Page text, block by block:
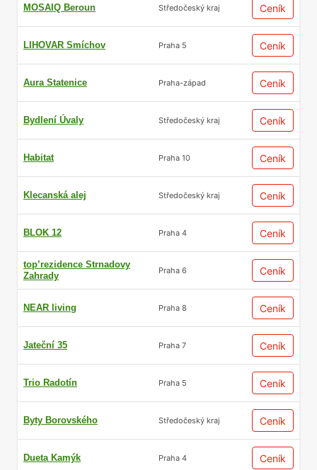
MOSAIQ Beroun Středočeský kraj Ceník
LIHOVAR Smíchov Praha 5 Ceník
Aura Statenice Praha-západ Ceník
Bydlení Úvaly Středočeský kraj Ceník
Habitat Praha 10 Ceník
Klecanská alej Středočeský kraj Ceník
BLOK 12 Praha 4 Ceník
top’rezidence Strnadovy
Zahrady
Praha 6 Ceník
NEAR living Praha 8 Ceník
Jateční 35 Praha 7 Ceník
Trio Radotín Praha 5 Ceník
Byty Borovského Středočeský kraj Ceník
Dueta Kamýk Praha 4 Ceník